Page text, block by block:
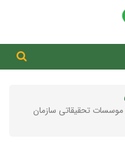
تحقیقاتی سازمان